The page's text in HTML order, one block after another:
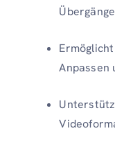
Übergänge
Anpassen